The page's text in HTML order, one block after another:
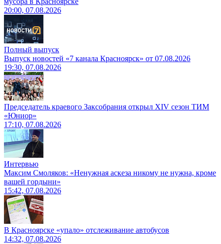
20:00, 07.08.2026
Полный выпуск
Выпуск новостей «7 канала Красноярск» от 07.08.2026
19:30, 07.08.2026
Председатель краевого Заксобрания открыл XIV сезон ТИМ
«Юниор»
17:10, 07.08.2026
Интервью
Максим Смоляков: «Ненужная аскеза никому не нужна, кроме
вашей гордыни»
15:42, 07.08.2026
В Красноярске «упало» отслеживание автобусов
14:32, 07.08.2026